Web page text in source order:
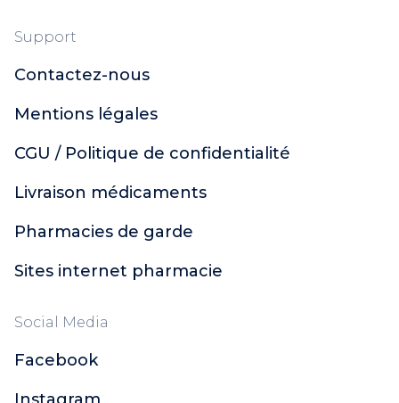
Support
Contactez-nous
Mentions légales
CGU / Politique de confidentialité
Livraison médicaments
Pharmacies de garde
Sites internet pharmacie
Social Media
Facebook